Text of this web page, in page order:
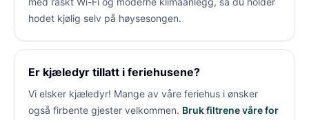
hodet kjølig selv på høysesongen.
Er kjæledyr tillatt i feriehusene?
Vi elsker kjæledyr! Mange av våre feriehus i ønsker
også firbente gjester velkommen. Bruk filtrene våre for